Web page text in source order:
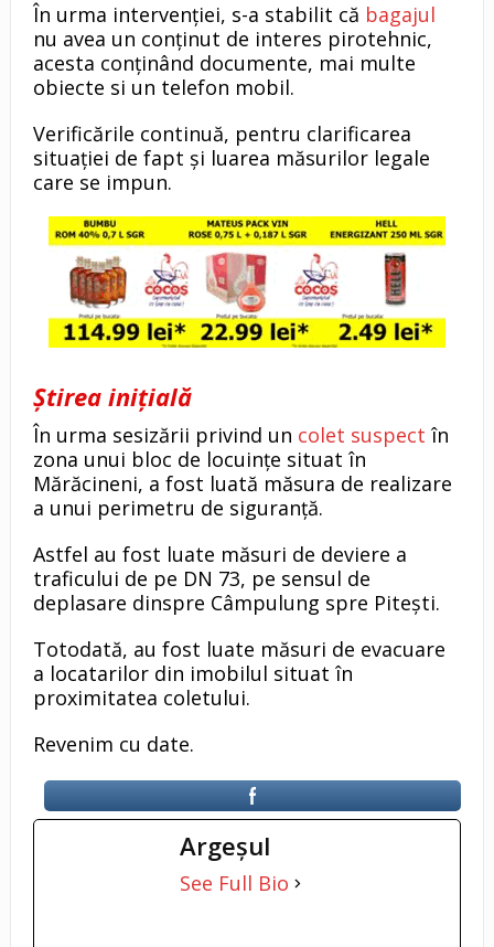
În urma intervenției, s-a stabilit că bagajul
nu avea un conținut de interes pirotehnic,
acesta conținând documente, mai multe
obiecte si un telefon mobil.
Verificările continuă, pentru clarificarea
situației de fapt și luarea măsurilor legale
care se impun.
Știrea inițială
În urma sesizării privind un colet suspect în
zona unui bloc de locuințe situat în
Mărăcineni, a fost luată măsura de realizare
a unui perimetru de siguranță.
Astfel au fost luate măsuri de deviere a
traficului de pe DN 73, pe sensul de
deplasare dinspre Câmpulung spre Pitești.
Totodată, au fost luate măsuri de evacuare
a locatarilor din imobilul situat în
proximitatea coletului.
Revenim cu date.
Argeşul
See Full Bio